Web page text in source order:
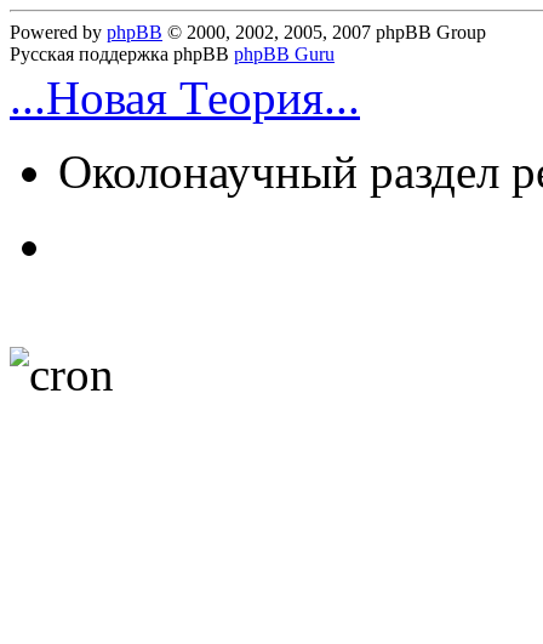
Powered by phpBB © 2000, 2002, 2005, 2007 phpBB Group
Русская поддержка phpBB phpBB Guru
...Новая Теория...
Околонаучный раздел